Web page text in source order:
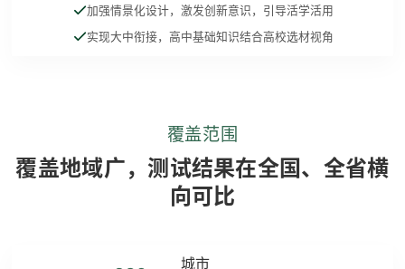
加强情景化设计，激发创新意识，引导活学活用
实现大中衔接，高中基础知识结合高校选材视角
覆盖范围
覆盖地域广，测试结果在全国、全省横
向可比
城市